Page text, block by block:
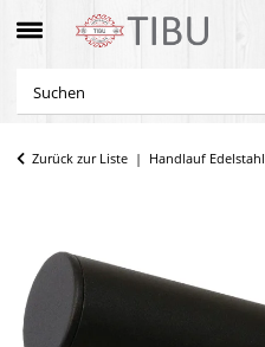
Zurück zur Liste Handlauf Edelstahl